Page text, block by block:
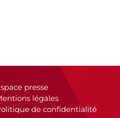
presse
légales
de confidentialité